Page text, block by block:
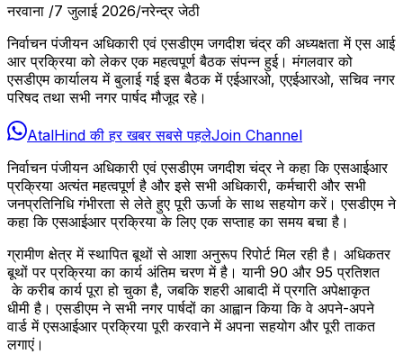
नरवाना /7 जुलाई 2026/नरेन्द्र जेठी
निर्वाचन पंजीयन अधिकारी एवं एसडीएम जगदीश चंद्र की अध्यक्षता में एस आई
आर प्रक्रिया को लेकर एक महत्वपूर्ण बैठक संपन्न हुई। मंगलवार को
एसडीएम कार्यालय में बुलाई गई इस बैठक में एईआरओ, एएईआरओ, सचिव नगर
परिषद तथा सभी नगर पार्षद मौजूद रहे।
AtalHind की हर खबर सबसे पहलेJoin Channel
निर्वाचन पंजीयन अधिकारी एवं एसडीएम जगदीश चंद्र ने कहा कि एसआईआर
प्रक्रिया अत्यंत महत्वपूर्ण है और इसे सभी अधिकारी, कर्मचारी और सभी
जनप्रतिनिधि गंभीरता से लेते हुए पूरी ऊर्जा के साथ सहयोग करें। एसडीएम ने
कहा कि एसआईआर प्रक्रिया के लिए एक सप्ताह का समय बचा है।
ग्रामीण क्षेत्र में स्थापित बूथों से आशा अनुरूप रिपोर्ट मिल रही है। अधिकतर
बूथों पर प्रक्रिया का कार्य अंतिम चरण में है। यानी 90 और 95 प्रतिशत
के करीब कार्य पूरा हो चुका है, जबकि शहरी आबादी में प्रगति अपेक्षाकृत
धीमी है। एसडीएम ने सभी नगर पार्षदों का आह्वान किया कि वे अपने-अपने
वार्ड में एसआईआर प्रक्रिया पूरी करवाने में अपना सहयोग और पूरी ताकत
लगाएं।